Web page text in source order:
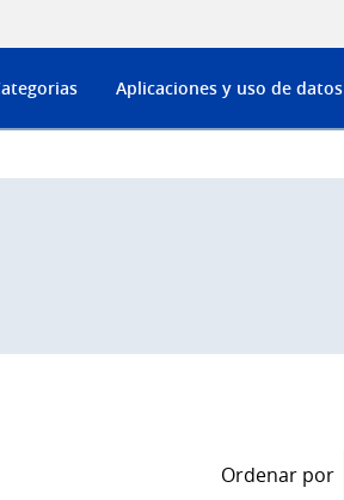
Aplicaciones y uso de datos
Ordenar por